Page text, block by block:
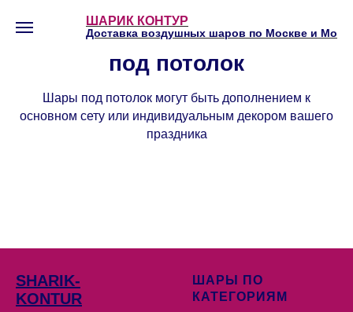
ШАРИК КОНТУР
Доставка воздушных шаров по Москве и Мо
Воздушные шары с гелием
под потолок
Шары под потолок могут быть дополнением к
основном сету или индивидуальным декором вашего
праздника
SHARIK-
KONTUR
ШАРЫ ПО
КАТЕГОРИЯМ